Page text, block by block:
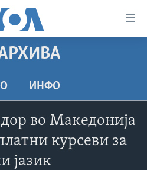
ИНФО
во Македонија
курсеви за
јазик